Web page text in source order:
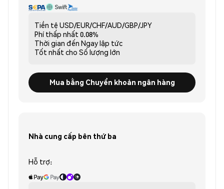
Tiền tệ USD/EUR/CHF/AUD/GBP/JPY
Phí thấp nhất 0.08%
Thời gian đến Ngay lập tức
Tốt nhất cho Số lượng lớn
Mua bằng Chuyển khoản ngân hàng
Nhà cung cấp bên thứ ba
Hỗ trợ: